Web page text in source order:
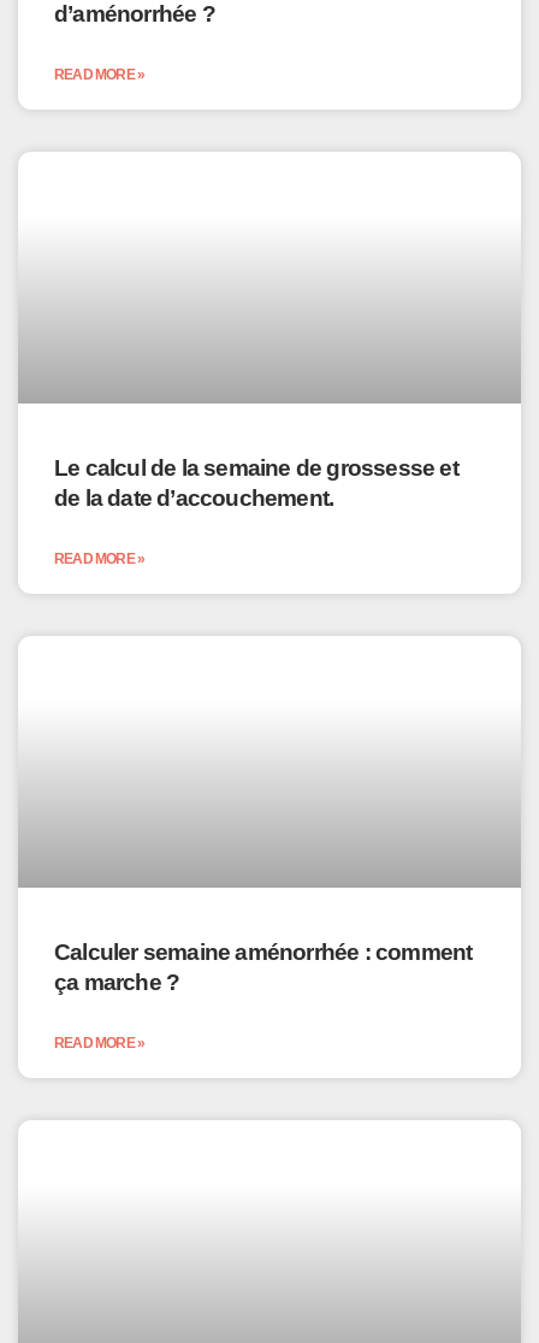
d’aménorrhée ?
READ MORE »
Le calcul de la semaine de grossesse et
de la date d’accouchement.
READ MORE »
Calculer semaine aménorrhée : comment
ça marche ?
READ MORE »